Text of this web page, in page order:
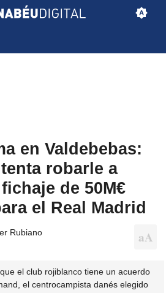
en Valdebebas:
robarle a
de 50M€
el Real Madrid
Rubiano
el club rojiblanco tiene un acuerdo
el centrocampista danés elegido